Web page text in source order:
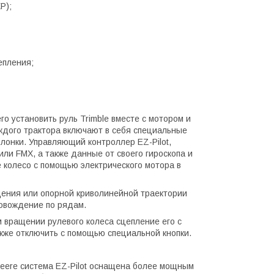
установить руль Trimble вместе с мотором и
трактора включают в себя специальные
Управляющий контроллер EZ-Pilot,
FMX, а также данные от своего гироскопа и
с помощью электрического мотора в
или опорной криволинейной траектории
по рядам.
рулевого колеса сцепление его с
отключить с помощью специальной кнопки.
cистема EZ-Pilot оснащена более мощным